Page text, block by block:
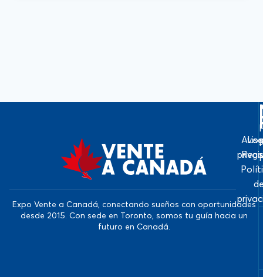
Expo Vente a Canadá, conectando sueños con oportunidades
desde 2015. Con sede en Toronto, somos tu guía hacia un
futuro en Canadá.